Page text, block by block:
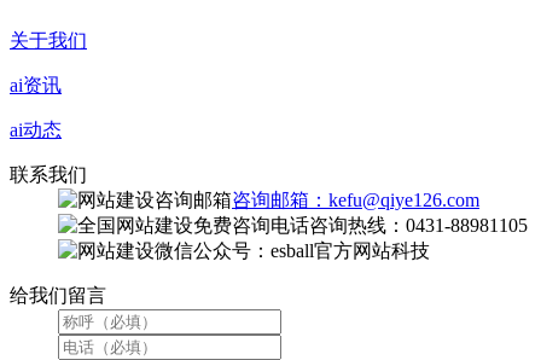
关于我们
ai资讯
ai动态
联系我们
咨询邮箱：kefu@qiye126.com
咨询热线：0431-88981105
微信公众号：esball官方网站科技
给我们留言